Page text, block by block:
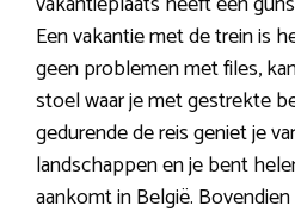
Een vakantie met de trein is
geen problemen met files,
stoel waar je met gestrekte
gedurende de reis geniet je
landschappen en je bent
aankomt in België.